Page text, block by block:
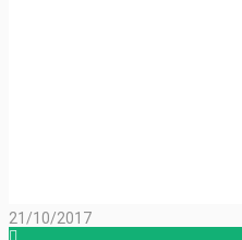
21/10/2017